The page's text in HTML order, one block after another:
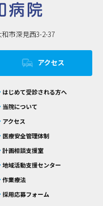
和市深見西3-2-37
commute アクセス
はじめて受診される方へ
当院について
アクセス
医療安全管理体制
計画相談支援室
地域活動支援センター
作業療法
採用応募フォーム